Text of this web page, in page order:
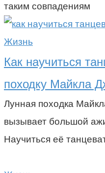
таким совпадениям
Жизнь
Как научиться
походку Майкла
Лунная походка
вызывает большой
Научиться её